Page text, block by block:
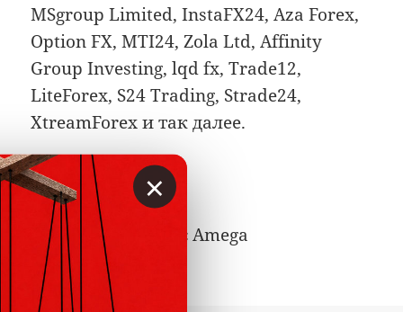
MSgroup Limited, InstaFX24, Aza Forex,
Option FX, MTI24, Zola Ltd, Affinity
Group Investing, lqd fx, Trade12,
LiteForex, S24 Trading, Strade24,
XtreamForex и так далее.
Резюме
Не связывайтесь с Amega
(amegafx.com).
×